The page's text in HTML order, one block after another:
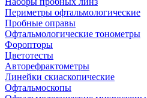
Периметры офтальмологические
Пробные оправы
Офтальмологические тонометры
Форопторы
Цветотесты
Авторефрактометры
Линейки скиаскопические
Офтальмоскопы